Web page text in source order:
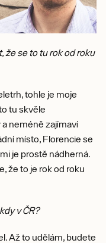
že se to tu rok od roku
tohle je moje
tu skvěle
neméně zajímaví
místo, Florencie se
je prostě nádherná.
že to je rok od roku
v ČR?
Až to udělám, budete